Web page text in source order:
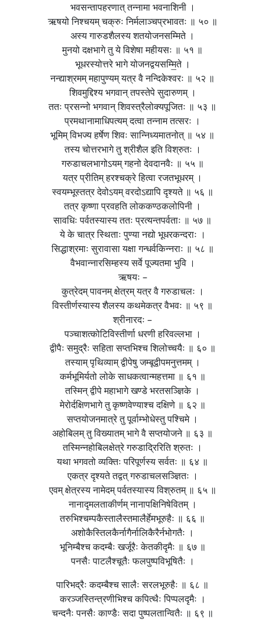
भवसन्तापहरणात् तन्नामा भवनाशिनी ।
ऋषयो निश्चयम् चक्रुः निर्मलाञ्चप्रभावतः ॥ ५० ॥
अस्य गारुडशैलस्य शतयोजनसम्मिते ।
मुनयो दक्षभागे तु ये विशेषा महीयसः ॥ ५१ ॥
भूधरस्योत्तरे भागे योजनद्वयसम्मि॒ते ।
नन्द्याश्रमम् महापुण्यम् यत्र वै नन्दिकेश्वरः ॥ ५२ ॥
शिवमुद्दिश्य भगवान् तपस्तेपे सुदारुणम् ।
ततः प्रसन्नो भगवान् शिवस्त्रैलोक्यपूजितः ॥ ५३ ॥
प्रमथानामाधिपत्यम् दत्वा तन्नाम तत्सरः ।
भूमिम् विभज्य हर्षेण शिवः सान्निध्यमातनोत् ॥ ५४ ॥
तस्य चोत्तरभागे तु श्रीशैल इति विश्रुतः ।
गरुडाचलभागोऽयम् गहनो देवदानवैः ॥ ५५ ॥
यत्र प्रीतिम् हरश्चक्रे हित्वा रजतभूधरम् ।
स्वयम्भूस्तत्र देवोऽयम् वरदोऽद्यापि दृश्यते ॥ ५६ ॥
तत्र कृष्णा प्रवहति लोककण्ठकलोपिनी ।
सावधिः पर्वतस्यास्य ततः प्रत्यन्तपर्वताः ॥ ५७ ॥
ये के चात्र स्थिताः पुण्या नद्यो भूधरकन्दराः ।
सिद्धाश्रमाः सुरावासा यक्षा गन्धर्वकिन्नराः ॥ ५८ ॥
वैभवान्नारसिम्हस्य सर्वे पूज्यतमा भुवि ।
ऋषयः –
कुत्रेदम् पावनम् क्षेत्रम् यत्र वै गरुडाचलः ।
विस्तीर्णस्यास्य शैलस्य कथमेकत्र वैभवः ॥ ५९ ॥
श्रीनारदः –
पञ्चाशत्कोटिविस्तीर्णा धरणी हरिवल्लभा ।
द्वीपैः समुद्रैः सहिता सप्तभिश्च शिलोच्चयैः ॥ ६० ॥
तस्याम् पृथिव्याम् द्वीपेषु जम्बूद्वीपमनुत्तमम् ।
कर्मभूमिर्यतो लोके साधकत्वान्महत्तमा ॥ ६१ ॥
तस्मिन् द्वीपे महाभागे खण्डे भरतसञ्ज्ञिके ।
मेरोर्दक्षिणभागे तु कृष्णवेण्याश्च दक्षिणे ॥ ६२ ॥
सप्तयोजनमात्रे तु पूर्वाम्भोधेस्तु पश्चिमे ।
अहोबिलम् तु विख्यातम् भागे वै सप्तयोजने ॥ ६३ ॥
तस्मिन्नहोबिलक्षेत्रे गरुडाद्रिरिति श्रुतः ।
यथा भगवतो व्यक्तिः परिपूर्णस्य सर्वतः ॥ ६४ ॥
एकत्र दृश्यते तद्वत् गरुडाचलसञ्ज्ञितः ।
एवम् क्षेत्रस्य नामेदम् पर्वतस्यास्य विश्रुतम् ॥ ६५ ॥
नानादृमलताकीर्णम् नानापक्षिनिषेवितम् ।
तरुभिश्चम्पकैस्तालैस्तमालैर्हेमभूरुहैः ॥ ६६ ॥
अशोकैस्तिलकैर्नागैर्नालिकैरैर्नभोगतैः ।
भूनिम्बैश्च कदम्बैः खर्जूरैः केतकीदृमैः ॥ ६७ ॥
पनसैः पाटलैश्चूतैः फलपुष्पविभूषितैः ।
पारिभद्रैः कदम्बैश्च सालैः सरलभूरुहैः ॥ ६८ ॥
करञ्जस्तिन्त्रणीभिश्च कपित्थैः पिप्पलदृमैः ।
चन्दनैः पनसैः काण्डैः सदा पुष्पलतान्वितैः ॥ ६९ ॥